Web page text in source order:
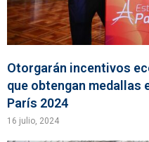
Otorgarán incentivos
que obtengan medallas
París 2024
16 julio, 2024